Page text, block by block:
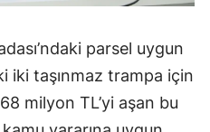
parsel uygun
iki taşınmaz trampa için
milyon TL’yi aşan bu